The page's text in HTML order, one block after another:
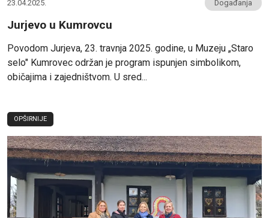
23.04.2025. Događanja
Jurjevo u Kumrovcu
Povodom Jurjeva, 23. travnja 2025. godine, u Muzeju „Staro
selo" Kumrovec održan je program ispunjen simbolikom,
običajima i zajedništvom. U sred...
OPŠIRNIJE